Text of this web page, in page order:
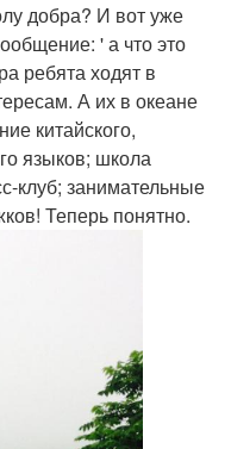
добра? И вот уже
' а что это
ребята ходят в
А их в океане
китайского,
языков; школа
клуб; занимательные
Теперь понятно.